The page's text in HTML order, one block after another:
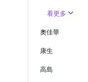
看更多
奧佳華
康生
高島